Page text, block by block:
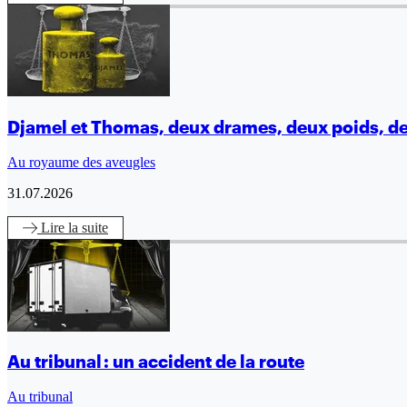
Djamel et Thomas, deux drames, deux poids,
Au royaume des aveugles
31.07.2026
Lire la suite
Au tribunal : un accident de la route
Au tribunal